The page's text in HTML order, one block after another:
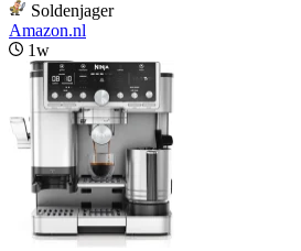
Soldenjager
Amazon.nl
1w